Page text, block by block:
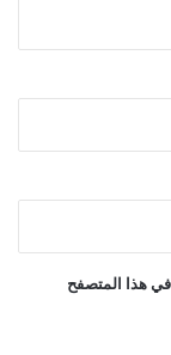
في هذا المتصفح